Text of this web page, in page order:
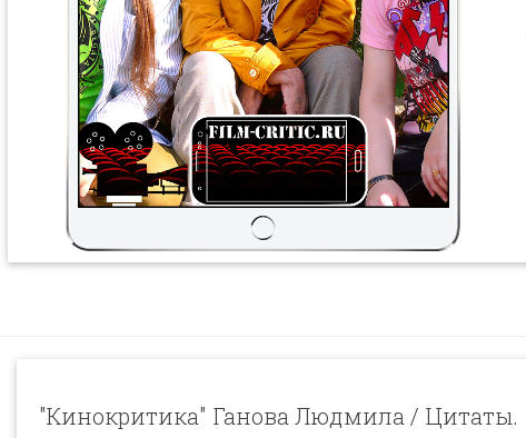
"Кинокритика" Ганова Людмила / Цитаты.